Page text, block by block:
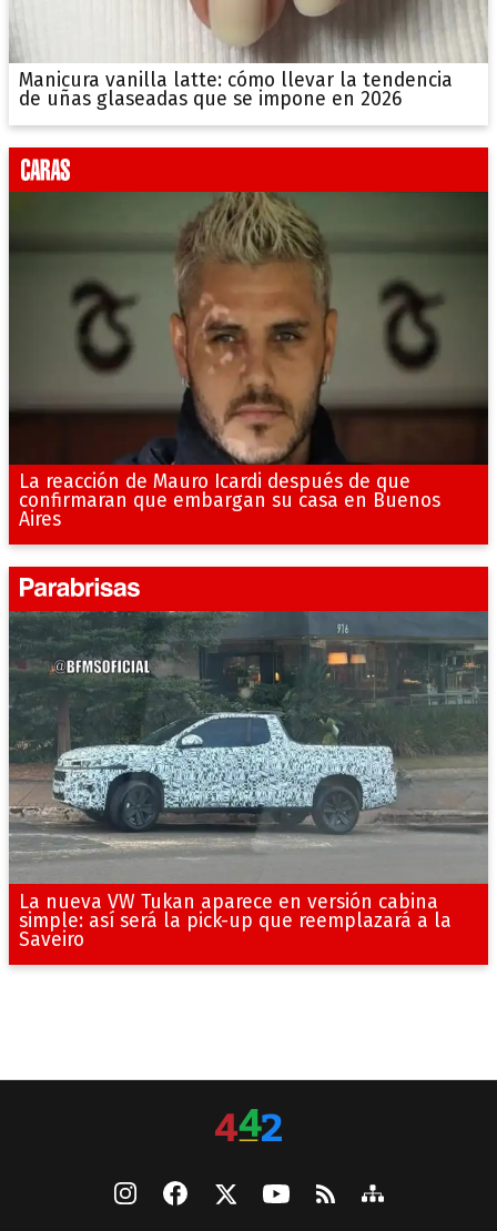
Manicura vanilla latte: cómo llevar la tendencia
de uñas glaseadas que se impone en 2026
La reacción de Mauro Icardi después de que
confirmaran que embargan su casa en Buenos
Aires
La nueva VW Tukan aparece en versión cabina
simple: así será la pick-up que reemplazará a la
Saveiro